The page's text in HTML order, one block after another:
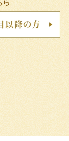
ら